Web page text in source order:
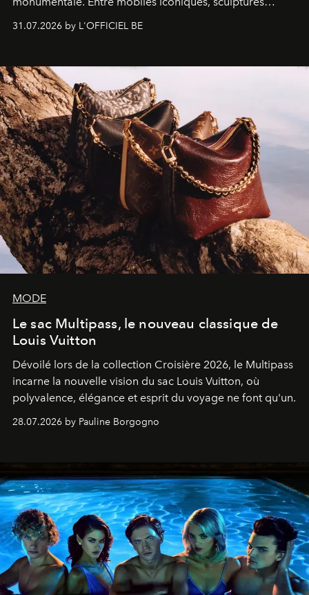
monumentales et poésie du mouvement, l'artiste
américain investit les espaces imaginés par Frank Gehry
sculpture.
31.07.2026 by L'OFFICIEL BE
MODE
Le sac Multipass, le nouveau classique de
Louis Vuitton
Dévoilé lors de la collection Croisière 2026, le Multipass
incarne la nouvelle vision du sac Louis Vuitton, où
polyvalence, élégance et esprit du voyage ne font qu'un.
28.07.2026 by Pauline Borgogno